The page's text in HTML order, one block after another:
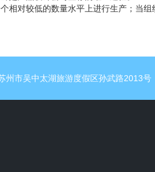
相对较低的数量水平上进行生产；当
州市吴中太湖旅游度假区孙武路2013号